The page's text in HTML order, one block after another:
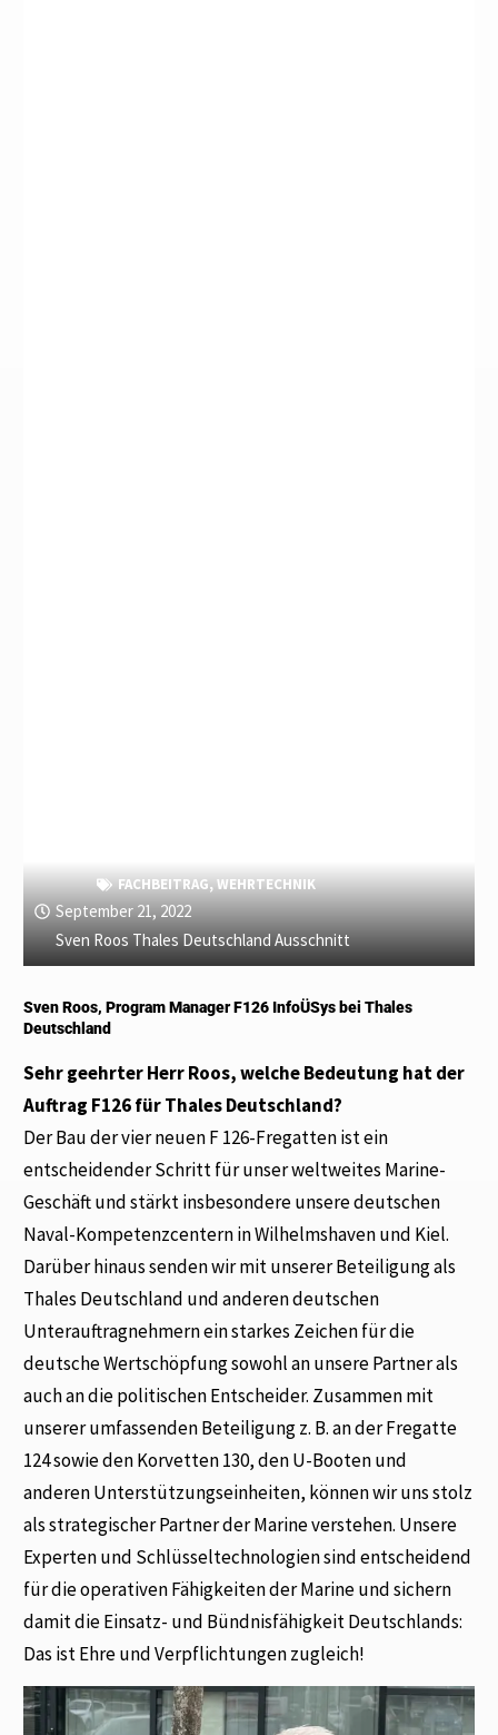
FACHBEITRAG, WEHRTECHNIK
September 21, 2022
Sven Roos Thales Deutschland Ausschnitt
Sven Roos, Program Manager F126 InfoÜSys bei Thales
Deutschland
Sehr geehrter Herr Roos, welche Bedeutung hat der
Auftrag F126 für Thales Deutschland?
Der Bau der vier neuen F 126-Fregatten ist ein
entscheidender Schritt für unser weltweites Marine-
Geschäft und stärkt insbesondere unsere deutschen
Naval-Kompetenzcentern in Wilhelmshaven und Kiel.
Darüber hinaus senden wir mit unserer Beteiligung als
Thales Deutschland und anderen deutschen
Unterauftragnehmern ein starkes Zeichen für die
deutsche Wertschöpfung sowohl an unsere Partner als
auch an die politischen Entscheider. Zusammen mit
unserer umfassenden Beteiligung z. B. an der Fregatte
124 sowie den Korvetten 130, den U-Booten und
anderen Unterstützungseinheiten, können wir uns stolz
als strategischer Partner der Marine verstehen. Unsere
Experten und Schlüsseltechnologien sind entscheidend
für die operativen Fähigkeiten der Marine und sichern
damit die Einsatz- und Bündnisfähigkeit Deutschlands:
Das ist Ehre und Verpflichtungen zugleich!